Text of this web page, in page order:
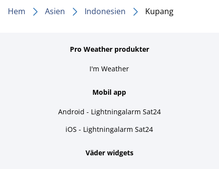
Hem Asien Indonesien Kupang
Pro Weather produkter
I'm Weather
Mobil app
Android - Lightningalarm Sat24
iOS - Lightningalarm Sat24
Väder widgets